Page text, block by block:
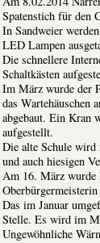
Spatenstich für den
In Sandweier
LED Lampen
Die schnellere
Schaltkästen
Im März wurde der
das Wartehäuschen
abgebaut. Ein Kran
aufgestellt.
Die alte Schule wird
und auch hiesigen
Am 16. März wurde
Das im Januar
Stelle. Es wird im
Ungewöhnliche